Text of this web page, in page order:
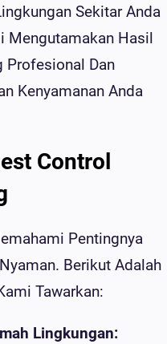
Sekitar Anda
Mengutamakan Hasil
Profesional Dan
Kenyamanan Anda
Control
Pentingnya
Berikut Adalah
Tawarkan:
Lingkungan: